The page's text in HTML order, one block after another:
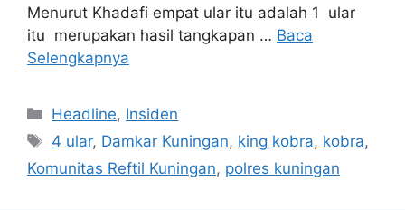
Menurut Khadafi empat ular itu adalah 1 ular
itu merupakan hasil tangkapan … Baca
Selengkapnya
Kategori
Headline, Insiden
Tag
4 ular, Damkar Kuningan, king kobra, kobra,
Komunitas Reftil Kuningan, polres kuningan